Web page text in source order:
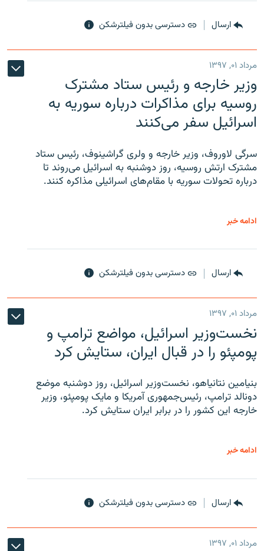
ارسال دسترسی بدون فیلترشکن
مرداد ۰۱, ۱۳۹۷
وزیر خارجه و رئیس‌ ستاد مشترک
روسیه برای مذاکرات درباره سوریه به
اسرائیل سفر می‌کنند
سرگی لاوروف، وزیر خارجه و ولری گراشینوف، رئیس ستاد
مشترک ارتش روسیه، روز دوشنبه به اسرائیل می‌روند تا
درباره تحولات سوریه با مقام‌های اسرائیلی مذاکره کنند.
ادامه خبر
ارسال دسترسی بدون فیلترشکن
مرداد ۰۱, ۱۳۹۷
نخست‌وزیر اسرائیل، مواضع ترامپ و
پومپئو را در قبال ایران، ستایش کرد
بنیامین نتانیاهو، نخست‌وزیر اسرائیل، روز دوشنبه موضع
دونالد ترامپ، رئیس‌جمهوری آمریکا و مایک پومپئو، وزیر
خارجه این کشور را در برابر ایران ستایش کرد.
ادامه خبر
ارسال دسترسی بدون فیلترشکن
مرداد ۰۱, ۱۳۹۷